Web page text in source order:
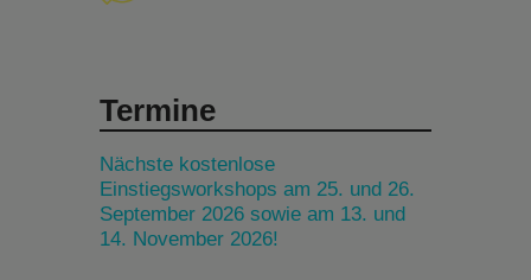
Termine
Nächste kostenlose
Einstiegsworkshops am 25. und 26.
September 2026 sowie am 13. und
14. November 2026!